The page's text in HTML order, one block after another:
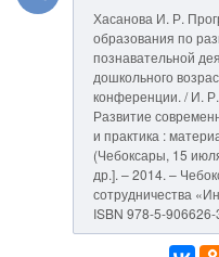
Хасанова И. Р.
образования по
познавательной
дошкольного
конференции. / И.
Развитие
и практика :
(Чебоксары, 15
др.]. – 2014. –
сотрудничества
ISBN 978-5-906626-